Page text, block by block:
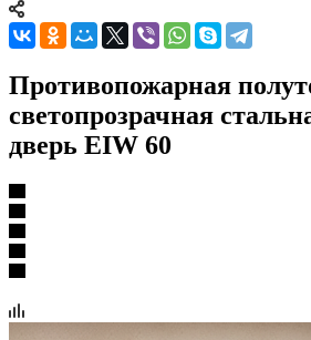
Противопожарная
светопрозрачная
дверь EIW 60